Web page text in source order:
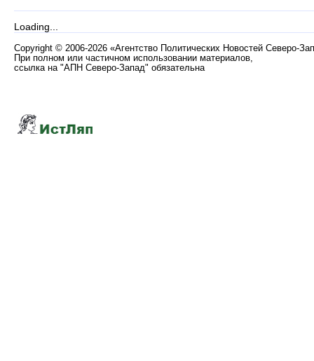
Loading...
Copyright © 2006-2026 «Агентство Политических Новостей Северо-
При полном или частичном использовании материалов,
ссылка на "АПН Северо-Запад" обязательна